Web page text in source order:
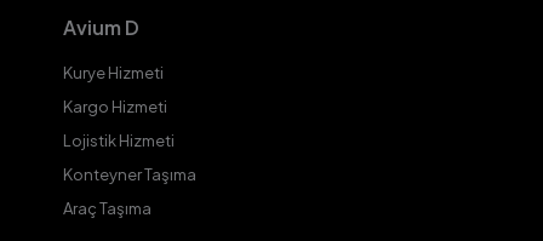
Avium D
Kurye Hizmeti
Kargo Hizmeti
Lojistik Hizmeti
Konteyner Taşıma
Araç Taşıma